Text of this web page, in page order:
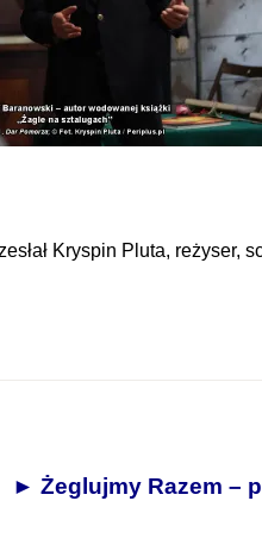
Kryspin Pluta, reżyser,
► Żeglujmy Razem –